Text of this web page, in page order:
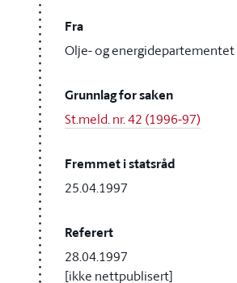
Fra
Olje- og energidepartementet
Grunnlag for saken
St.meld. nr. 42 (1996-97)
Fremmet i statsråd
25.04.1997
Referert
28.04.1997
[ikke nettpublisert]